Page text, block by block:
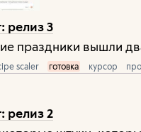
релиз 3
праздники вышли
scaler готовка курсор
релиз 2